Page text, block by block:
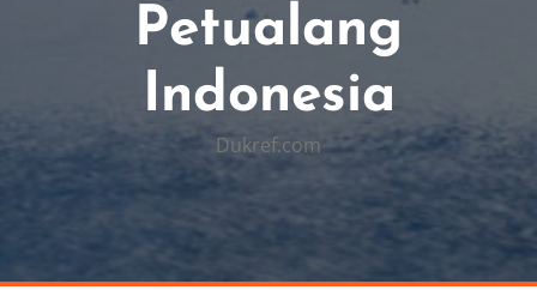
Petualang
Indonesia
Dukref.com